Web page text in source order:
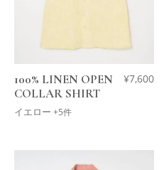
100% LINEN OPEN
COLLAR SHIRT
イエロー +5件
¥7,600